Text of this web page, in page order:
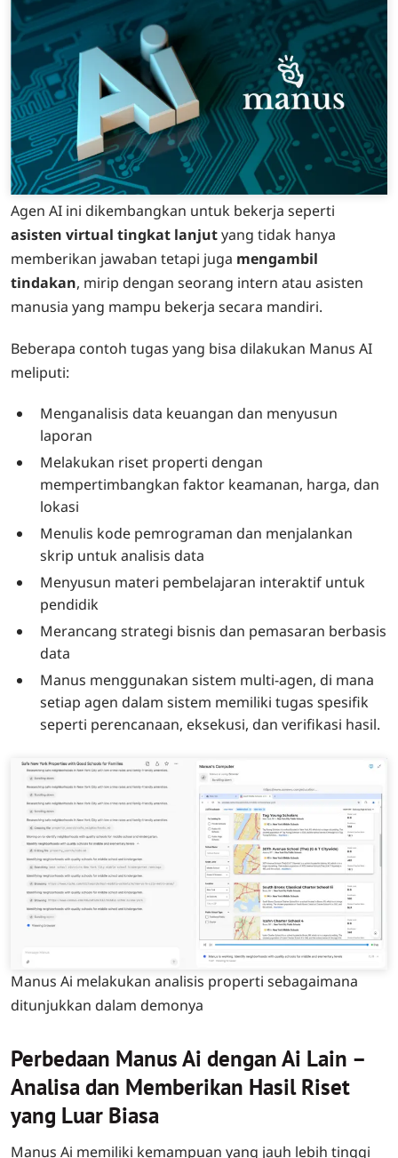
Agen AI ini dikembangkan untuk bekerja seperti
asisten virtual tingkat lanjutyang tidak hanya
memberikan jawaban tetapi juga mengambil
tindakan, mirip dengan seorang intern atau asisten
manusia yang mampu bekerja secara mandiri.
Beberapa contoh tugas yang bisa dilakukan Manus AI
meliputi:
Menganalisis data keuangan dan menyusun
laporan
Melakukan riset properti dengan
mempertimbangkan faktor keamanan, harga, dan
lokasi
Menulis kode pemrograman dan menjalankan
skrip untuk analisis data
Menyusun materi pembelajaran interaktif untuk
pendidik
Merancang strategi bisnis dan pemasaran berbasis
data
Manus menggunakan sistem multi-agen, di mana
setiap agen dalam sistem memiliki tugas spesifik
seperti perencanaan, eksekusi, dan verifikasi hasil.
Manus Ai melakukan analisis properti sebagaimana
ditunjukkan dalam demonya
Perbedaan Manus Ai dengan Ai Lain –
Analisa dan Memberikan Hasil Riset
yang Luar Biasa
Manus Ai memiliki kemampuan yang jauh lebih tinggi